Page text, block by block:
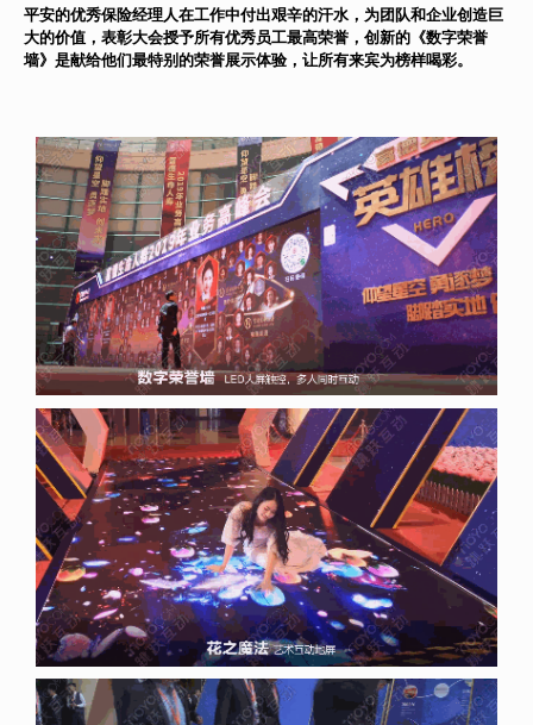
平安的优秀保险经理人在工作中付出艰辛的汗水，为团队和企业创造巨
大的价值，表彰大会授予所有优秀员工最高荣誉，创新的《数字荣誉
墙》是献给他们最特别的荣誉展示体验，让所有来宾为榜样喝彩。